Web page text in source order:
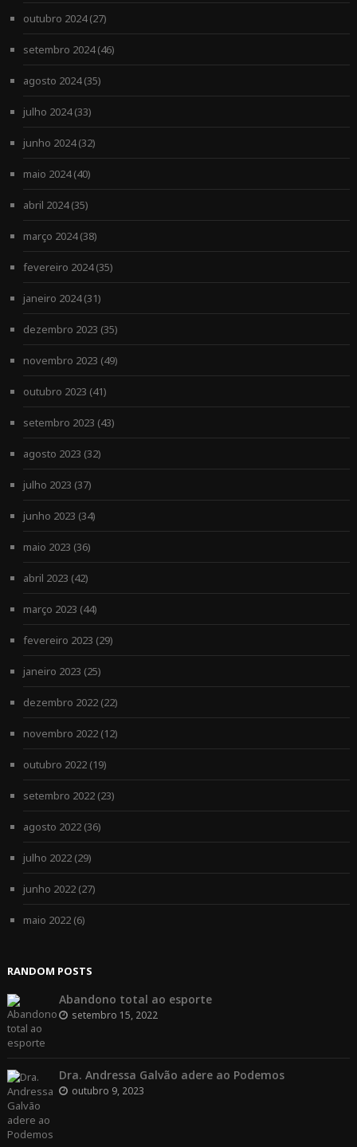
outubro 2024(27)
setembro 2024(46)
agosto 2024(35)
julho 2024(33)
junho 2024(32)
maio 2024(40)
abril 2024(35)
março 2024(38)
fevereiro 2024(35)
janeiro 2024(31)
dezembro 2023 (35)
novembro 2023 (49)
outubro 2023 (41)
setembro 2023 (43)
agosto 2023 (32)
julho 2023 (37)
junho 2023 (34)
maio 2023 (36)
abril 2023 (42)
março 2023 (44)
fevereiro 2023 (29)
janeiro 2023 (25)
dezembro 2022(22)
novembro 2022(12)
outubro 2022(19)
setembro 2022(23)
agosto 2022(36)
julho 2022(29)
junho 2022(27)
maio 2022(6)
RANDOM POSTS
Abandono total ao esporte
setembro 15, 2022
Dra. Andressa Galvão adere ao Podemos
outubro 9, 2023